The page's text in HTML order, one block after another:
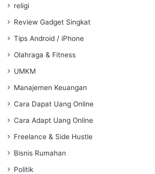
religi
Review Gadget Singkat
Tips Android / iPhone
Olahraga & Fitness
UMKM
Manajemen Keuangan
Cara Dapat Uang Online
Cara Adapt Uang Online
Freelance & Side Hustle
Bisnis Rumahan
Politik